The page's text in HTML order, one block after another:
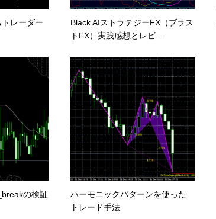
レーダー
Black AIストラテジーFX（ブラス
トFX）実践感想とレビ...
の検証
ハーモニックパターンを使った
トレード手法